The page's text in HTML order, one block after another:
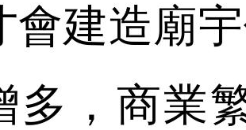
會建造廟
多，商業